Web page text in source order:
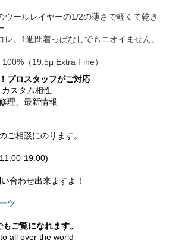
ウールレイヤーの1/2の薄さで軽くて乾き
レ。1週間着っぱなしでもニオイません。
（19.5μ Extra Fine）
プロスタッフがご対応
スタム相性
理、最新情報
ご相談にのります。
19:00)
合わせ出来ますよ！
ツ
もご覧になれます。
all over the world